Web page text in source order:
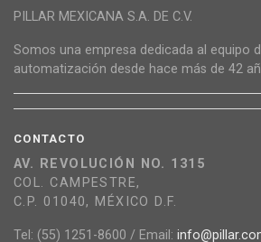
PILLAR MEXICANA S.A. DE C.V.
Somos una empresa dedicada al equipo
automatización desde hace más de 42
CONTACTO
AV. REVOLUCIÓN NO. 1315
COL. CAMPESTRE,
C.P. 01040, MÉXICO D.F.
Tel: (55) 1251-8600 / Email: